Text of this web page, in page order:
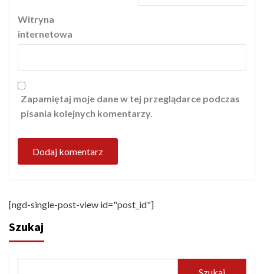
Witryna
internetowa
Zapamiętaj moje dane w tej przeglądarce podczas
pisania kolejnych komentarzy.
[ngd-single-post-view id="post_id"]
Szukaj
Szukaj